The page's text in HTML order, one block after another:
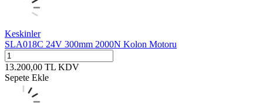
Keskinler
SLA018C 24V 300mm 2000N Kolon Motoru
13.200,00 TL KDV
Sepete Ekle